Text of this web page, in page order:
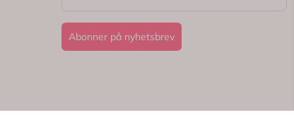
Abonner på nyhetsbrev